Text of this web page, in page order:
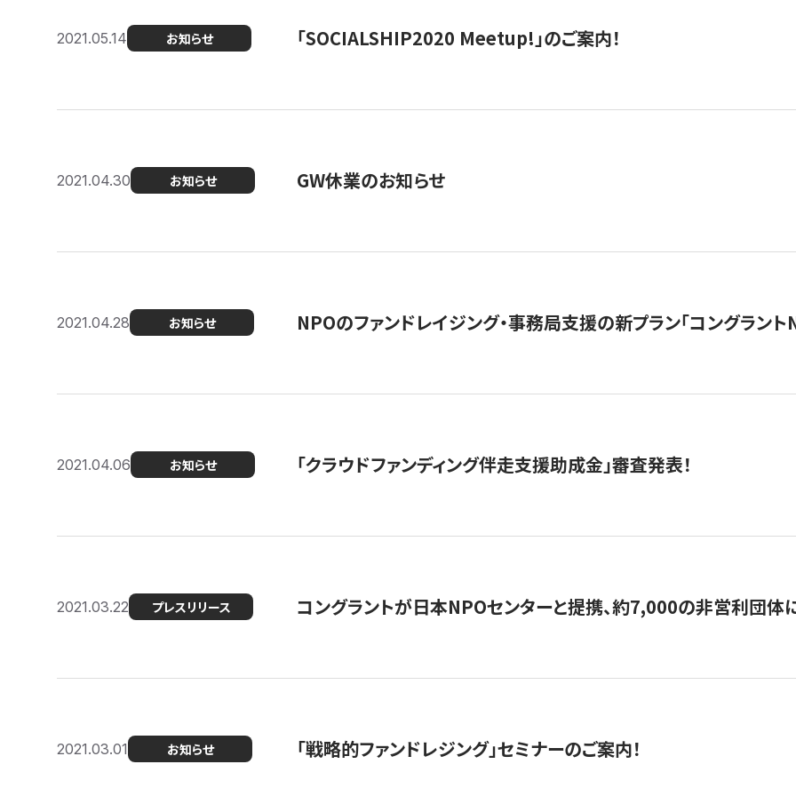
2021.05.14 お知らせ 「SOCIALSHIP2020 Meetup!」のご案内！
2021.04.30 お知らせ GW休業のお知らせ
2021.04.28 お知らせ NPOのファンドレイジング・事務局支援の新プラン「コングラント
2021.04.06 お知らせ 「クラウドファンディング伴走支援助成金」審査発表！
2021.03.22 プレスリリース コングラントが日本NPOセンターと提携、約7,000の非営利団体
2021.03.01 お知らせ 「戦略的ファンドレジング」セミナーのご案内！